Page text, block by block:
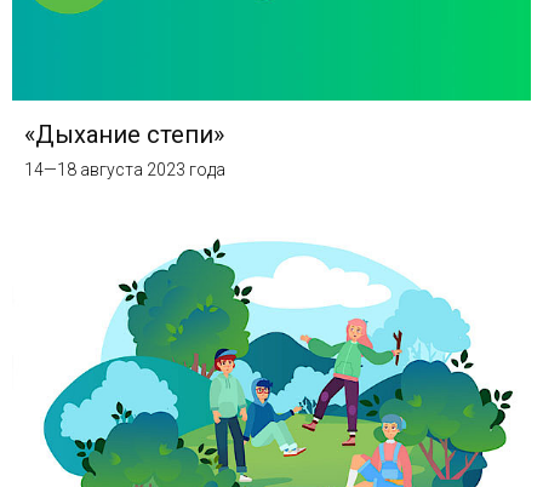
«Дыхание степи»
14—18 августа 2023 года